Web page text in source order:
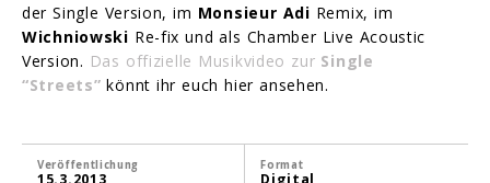
der Single Version, im Monsieur Adi Remix, im
Wichniowski Re-fix und als Chamber Live Acoustic
Version. Das offizielle Musikvideo zur Single
“Streets” könnt ihr euch hier ansehen.
Veröffentlichung
15.3.2013
Format
Digital